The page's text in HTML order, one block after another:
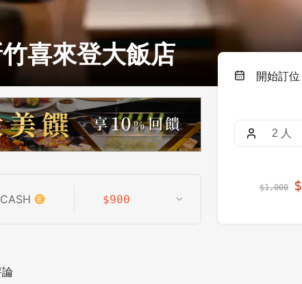
喜來登大飯店
$900
開始訂位
$1,000 $